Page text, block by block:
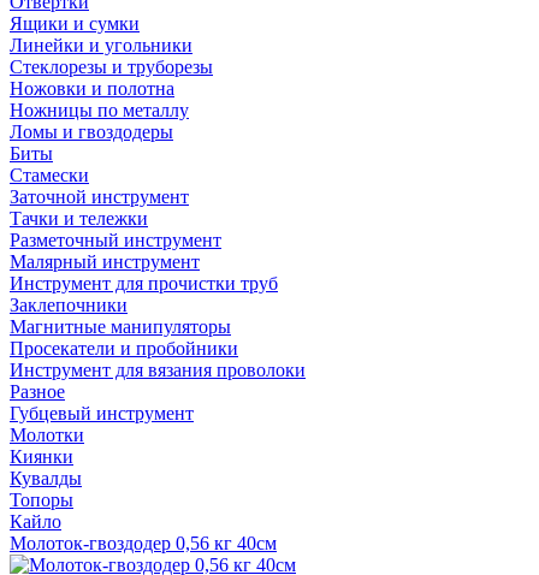
Ящики и сумки
Линейки и угольники
Стеклорезы и труборезы
Ножовки и полотна
Ножницы по металлу
Ломы и гвоздодеры
Биты
Стамески
Заточной инструмент
Тачки и тележки
Разметочный инструмент
Малярный инструмент
Инструмент для прочистки труб
Заклепочники
Магнитные манипуляторы
Просекатели и пробойники
Инструмент для вязания проволоки
Разное
Губцевый инструмент
Молотки
Киянки
Кувалды
Топоры
Кайло
Молоток-гвоздодер 0,56 кг 40см